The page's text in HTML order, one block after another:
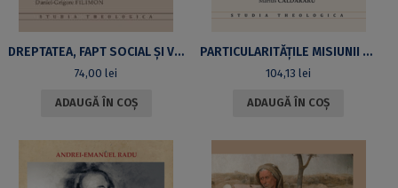
DREPTATEA, FAPT SOCIAL ȘI VIRTUTE CREȘTINĂ
74,00lei
ADAUGĂ ÎN COȘ
PARTICULARITĂȚILE MISIUNII BISERICII ORTODOXE ROMÂNE ÎN COMUNITĂȚILE ROMILOR CĂLDĂRARI
104,13lei
ADAUGĂ ÎN COȘ